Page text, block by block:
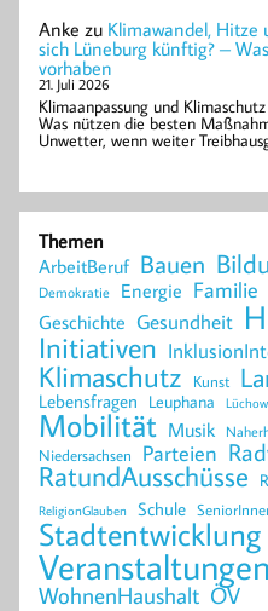
Anke zu Klimawandel, Hitze
sich Lüneburg künftig? –
vorhaben
21. Juli 2026
Klimaanpassung und
Was nützen die besten
Unwetter, wenn weiter
Themen
ArbeitBeruf Bauen
Demokratie Energie Familie
Geschichte Gesundheit
Initiativen
Klimaschutz Kunst
Lebensfragen Leuphana
Mobilität Musik
Niedersachsen Parteien
RatundAusschüsse
ReligionGlauben Schule
Stadtentwicklung
Veranstaltungen
WohnenHaushalt ÖV